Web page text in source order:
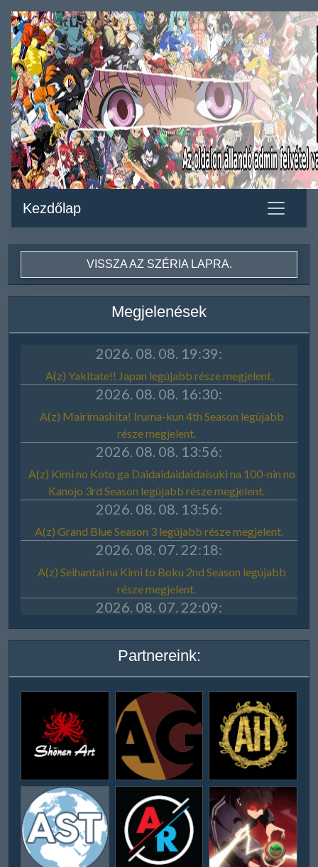
Kezdőlap
VISSZA AZ SZÉRIA LAPRA.
Megjelenések
Partnereink: